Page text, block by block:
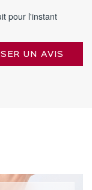
pour l'instant
UN AVIS